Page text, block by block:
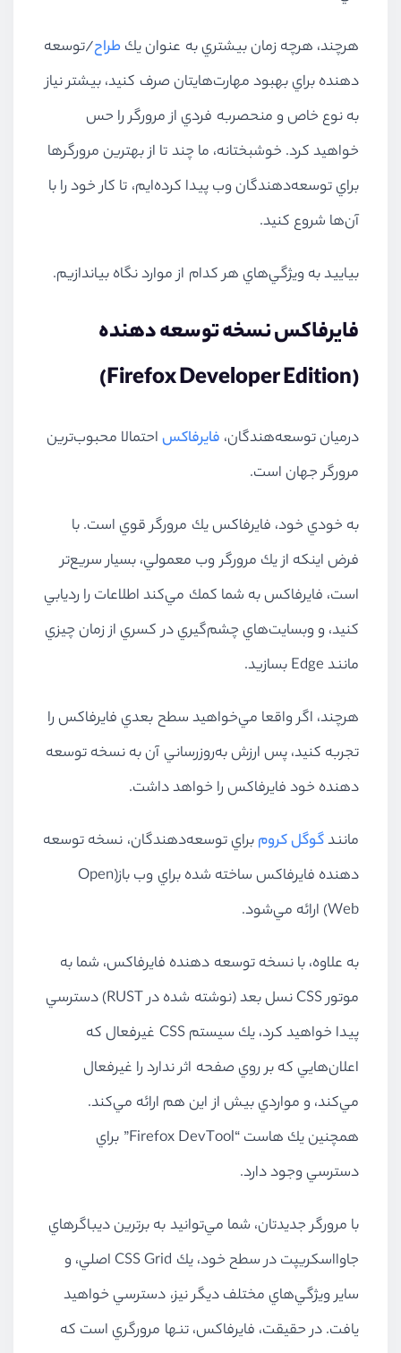
هرچند، هرچه زمان بيشتري به عنوان يكطراح/‌توسعه
دهنده براي بهبود مهارت‌هايتان صرف كنيد، بيشتر نياز
به نوع خاص و منحصربه ‌فردي از مرورگر را حس
خواهيد كرد. خوشبختانه، ما چند تا از بهترين مرورگرها
براي توسعه‌دهندگان وب پيدا كرده‌ايم، تا كار خود را با
آن‌ها شروع كنيد.
بياييد به ويژگي‌هاي هر كدام از موارد نگاه بياندازيم.
فايرفاكس نسخه توسعه دهنده
(Firefox Developer Edition)
درميان توسعه‌هندگان، فايرفاكساحتمالا محبوب‌ترين
مرورگر جهان است.
به خودي خود، فايرفاكس يك مرورگر قوي است. با
فرض اينكه از يك مرورگر وب معمولي، بسيار سريع‌تر
است، فايرفاكس به شما كمك مي‌كند اطلاعات را رديابي
كنيد، و وبسايت‌هاي چشم‌گيري در كسري از زمان چيزي
مانند Edge بسازيد.
هرچند، اگر واقعا مي‌خواهيد سطح بعدي فايرفاكس را
تجربه كنيد، پس ارزش به‌روزرساني آن به نسخه توسعه
دهنده خود فايرفاكس را خواهد داشت.
مانندگوگل کرومبراي توسعه‌دهندگان، نسخه توسعه
دهنده فايرفاكس ساخته شده براي وب باز‌(Open
Web) ارائه مي‌شود.
به علاوه، با نسخه توسعه دهنده فايرفاكس، شما به
موتور CSS نسل بعد (نوشته شده در RUST) دسترسي
پيدا خواهيد كرد، يك سيستم CSS غيرفعال كه
اعلان‌هايي كه بر روي صفحه اثر ندارد را غيرفعال
مي‌كند، و مواردي بيش از اين هم ارائه مي‌كند.
همچنين يك هاست “Firefox DevTool” براي
دسترسي وجود دارد.
با مرورگر جديدتان، شما مي‌توانيد به برترين ديباگرهاي
جاوااسكريپت در سطح خود، يك CSS Grid اصلي، و
ساير ويژگي‌هاي مختلف ديگر نيز، دسترسي خواهيد
يافت. در حقيقت، فايرفاكس، تنها مرورگري است كه